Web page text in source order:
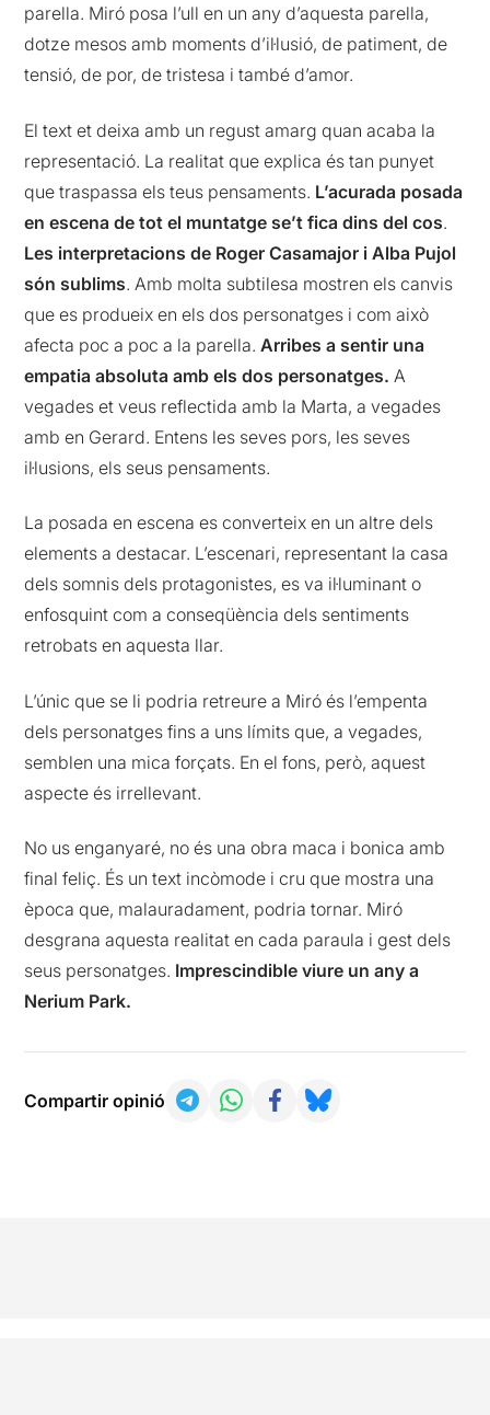
parella. Miró posa l’ull en un any d’aquesta parella,
dotze mesos amb moments d’il·lusió, de patiment, de
tensió, de por, de tristesa i també d’amor.
El text et deixa amb un regust amarg quan acaba la
representació. La realitat que explica és tan punyet
que traspassa els teus pensaments. L’acurada posada
en escena de tot el muntatge se’t fica dins del cos.
Les interpretacions de Roger Casamajor i Alba Pujol
són sublims. Amb molta subtilesa mostren els canvis
que es produeix en els dos personatges i com això
afecta poc a poc a la parella.Arribes a sentir una
empatia absoluta amb els dos personatges. A
vegades et veus reflectida amb la Marta, a vegades
amb en Gerard. Entens les seves pors, les seves
il·lusions, els seus pensaments.
La posada en escena es converteix en un altre dels
elements a destacar. L’escenari, representant la casa
dels somnis dels protagonistes, es va il·luminant o
enfosquint com a conseqüència dels sentiments
retrobats en aquesta llar.
L’únic que se li podria retreure a Miró és l’empenta
dels personatges fins a uns límits que, a vegades,
semblen una mica forçats. En el fons, però, aquest
aspecte és irrellevant.
No us enganyaré, no és una obra maca i bonica amb
final feliç. És un text incòmode i cru que mostra una
època que, malauradament, podria tornar. Miró
desgrana aquesta realitat en cada paraula i gest dels
seus personatges. Imprescindible viure un any a
Nerium Park.
Compartir opinió